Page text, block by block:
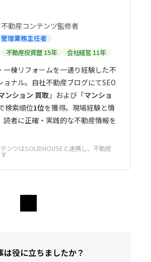
動産コンテンツ監修者
管理業務主任者
不動産投資歴 15年 会社経営 11年
一棟リフォームを一通り経験した不
ョナル。自社不動産ブログにてSEO
ンション 買取 」および「マンショ
検索順位1位を獲得。現場経験と情
読者に正確・実践的な不動産情報を
テンツはSOLIDHOUSEと連携し、不動産
は役に立ちましたか？